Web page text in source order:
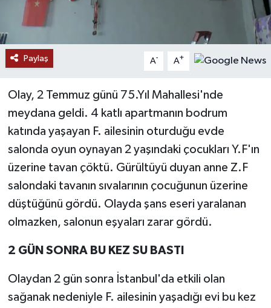
Paylaş A- A+
Olay, 2 Temmuz günü 75.Yıl Mahallesi'nde
meydana geldi. 4 katlı apartmanın bodrum
katında yaşayan F. ailesinin oturduğu evde
salonda oyun oynayan 2 yaşındaki çocukları Y.F'ın
üzerine tavan çöktü. Gürültüyü duyan anne Z.F
salondaki tavanın sıvalarının çocuğunun üzerine
düştüğünü gördü. Olayda şans eseri yaralanan
olmazken, salonun eşyaları zarar gördü.
2 GÜN SONRA BU KEZ SU BASTI
Olaydan 2 gün sonra İstanbul'da etkili olan
sağanak nedeniyle F. ailesinin yaşadığı evi bu kez